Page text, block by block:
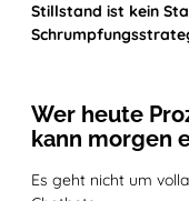
Stillstand ist kein
Wer heute
kann morgen
Es geht nicht um